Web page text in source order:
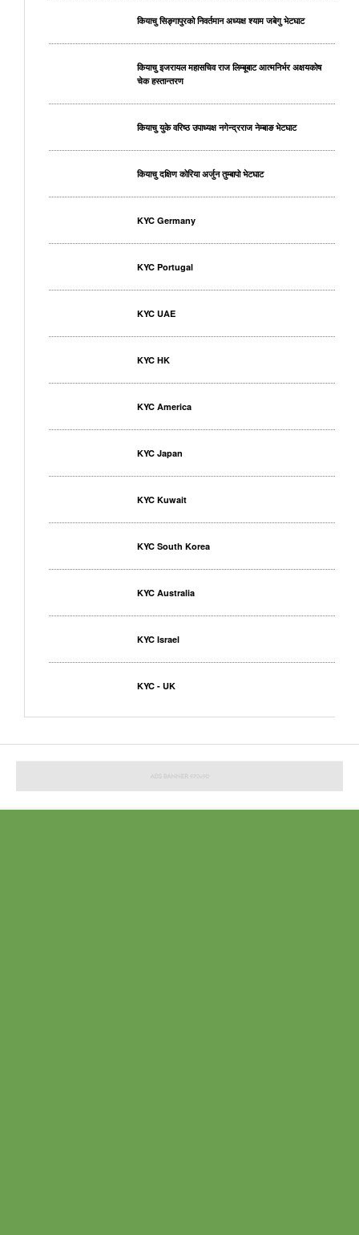
कियाचु सिङ्गापुरको निवर्तमान अध्यक्ष श्याम जबेगु भेटघाट
कियाचु इजरायल महासचिव राज लिम्बूबाट आत्मनिर्भर अक्षयकोष
चेक हस्तान्तरण
कियाचु युके वरिष्ठ उपाध्यक्ष नगेन्द्रराज नेम्बाङ भेटघाट
कियाचु दक्षिण कोरिया अर्जुन तुम्बापो भेटघाट
KYC Germany
KYC Portugal
KYC UAE
KYC HK
KYC America
KYC Japan
KYC Kuwait
KYC South Korea
KYC Australia
KYC Israel
KYC - UK